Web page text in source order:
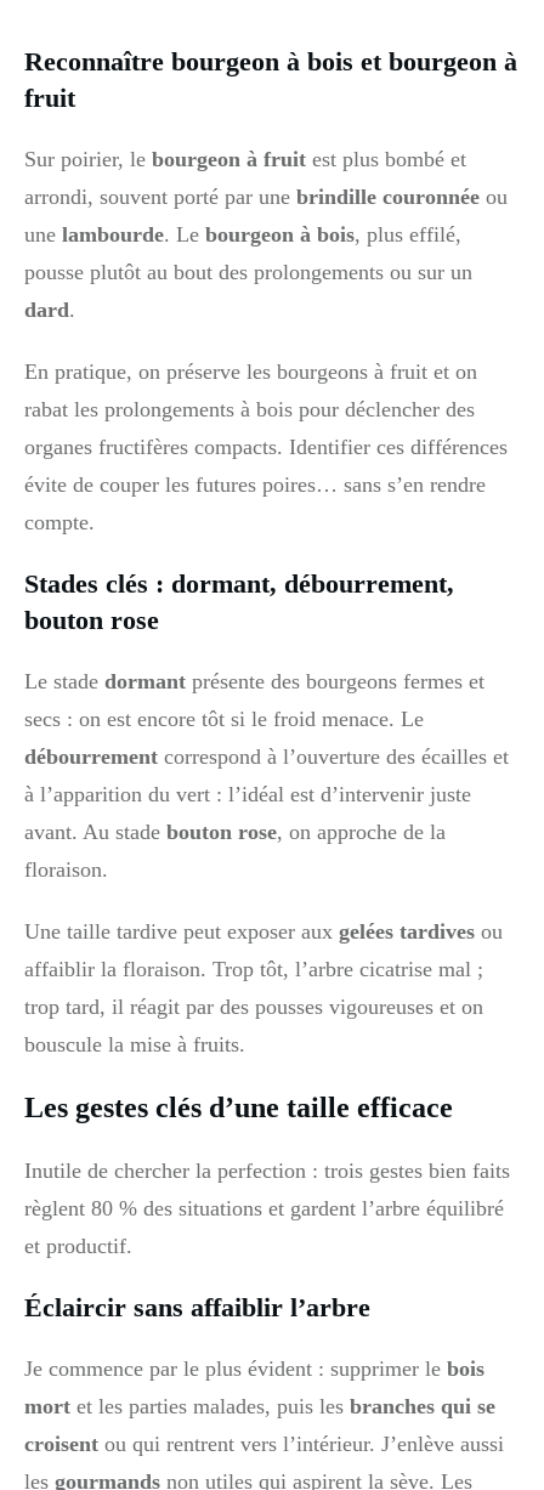
Reconnaître bourgeon à bois et bourgeon à
fruit
Sur poirier, le bourgeon à fruit est plus bombé et
arrondi, souvent porté par une brindille couronnée ou
une lambourde. Le bourgeon à bois, plus effilé,
pousse plutôt au bout des prolongements ou sur un
dard.
En pratique, on préserve les bourgeons à fruit et on
rabat les prolongements à bois pour déclencher des
organes fructifères compacts. Identifier ces différences
évite de couper les futures poires… sans s’en rendre
compte.
Stades clés : dormant, débourrement,
bouton rose
Le stade dormant présente des bourgeons fermes et
secs : on est encore tôt si le froid menace. Le
débourrement correspond à l’ouverture des écailles et
à l’apparition du vert : l’idéal est d’intervenir juste
avant. Au stade bouton rose, on approche de la
floraison.
Une taille tardive peut exposer aux gelées tardives ou
affaiblir la floraison. Trop tôt, l’arbre cicatrise mal ;
trop tard, il réagit par des pousses vigoureuses et on
bouscule la mise à fruits.
Les gestes clés d’une taille efficace
Inutile de chercher la perfection : trois gestes bien faits
règlent 80 % des situations et gardent l’arbre équilibré
et productif.
Éclaircir sans affaiblir l’arbre
Je commence par le plus évident : supprimer le bois
mort et les parties malades, puis les branches qui se
croisent ou qui rentrent vers l’intérieur. J’enlève aussi
les gourmands non utiles qui aspirent la sève. Les